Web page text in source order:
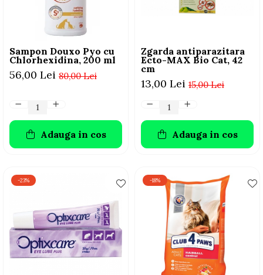
Sampon Douxo Pyo cu
Chlorhexidina, 200 ml
80,00 Lei
56,00 Lei
Adauga in cos
Zgarda antiparazitara
Ecto-MAX Bio Cat, 42
cm
15,00 Lei
13,00 Lei
Adauga in cos
-23% -18%